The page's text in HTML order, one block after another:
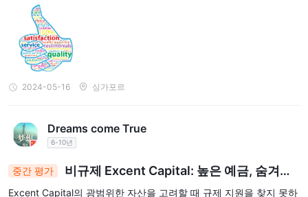
니다. 나는 내 경험에 대해 매우 만족하며 확실히 추천할 것입니다!
2024-05-16 싱가포르
Dreams come True
6-10년
중간 평가
비규제 Excent Capital: 높은 예금, 숨겨진
인출 수수료는 거래자에게 위험을 암시합니다.
Excent Capital의 광범위한 자산을 고려할 때 규제 지원을 찾지 못하